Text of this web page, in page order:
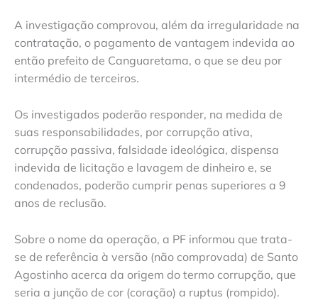
A investigação comprovou, além da irregularidade na
contratação, o pagamento de vantagem indevida ao
então prefeito de Canguaretama, o que se deu por
intermédio de terceiros.
Os investigados poderão responder, na medida de
suas responsabilidades, por corrupção ativa,
corrupção passiva, falsidade ideológica, dispensa
indevida de licitação e lavagem de dinheiro e, se
condenados, poderão cumprir penas superiores a 9
anos de reclusão.
Sobre o nome da operação, a PF informou que trata-
se de referência à versão (não comprovada) de Santo
Agostinho acerca da origem do termo corrupção, que
seria a junção de cor (coração) a ruptus (rompido).